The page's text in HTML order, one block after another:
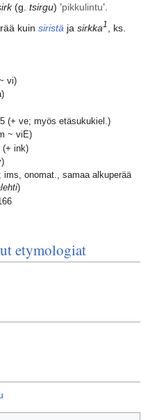
(g. tsirgu) ’pikkulintu’.
kuin siristä ja sirkka1
, ks.
vi)
(+ ve; myös etäsukukiel.)
~ viE)
(+ ink)
; ims, onomat., samaa alkuperää
)
etymologiat